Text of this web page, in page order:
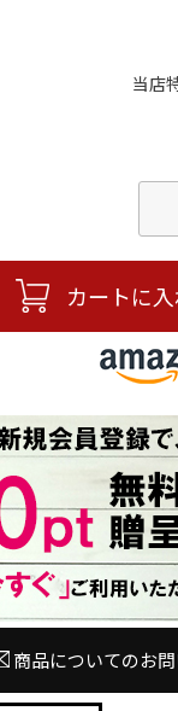
当店
カートに
商品についてのお